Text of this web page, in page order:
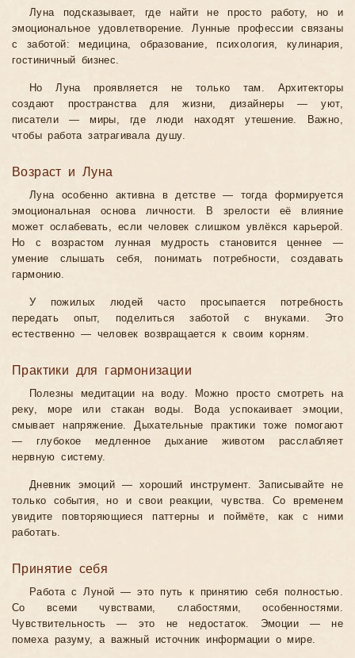
Луна подсказывает, где найти не просто работу, но и
эмоциональное удовлетворение. Лунные профессии связаны
с заботой: медицина, образование, психология, кулинария,
гостиничный бизнес.
Но Луна проявляется не только там. Архитекторы
создают пространства для жизни, дизайнеры — уют,
писатели — миры, где люди находят утешение. Важно,
чтобы работа затрагивала душу.
Возраст и Луна
Луна особенно активна в детстве — тогда формируется
эмоциональная основа личности. В зрелости её влияние
может ослабевать, если человек слишком увлёкся карьерой.
Но с возрастом лунная мудрость становится ценнее —
умение слышать себя, понимать потребности, создавать
гармонию.
У пожилых людей часто просыпается потребность
передать опыт, поделиться заботой с внуками. Это
естественно — человек возвращается к своим корням.
Практики для гармонизации
Полезны медитации на воду. Можно просто смотреть на
реку, море или стакан воды. Вода успокаивает эмоции,
смывает напряжение. Дыхательные практики тоже помогают
— глубокое медленное дыхание животом расслабляет
нервную систему.
Дневник эмоций — хороший инструмент. Записывайте не
только события, но и свои реакции, чувства. Со временем
увидите повторяющиеся паттерны и поймёте, как с ними
работать.
Принятие себя
Работа с Луной — это путь к принятию себя полностью.
Со всеми чувствами, слабостями, особенностями.
Чувствительность — это не недостаток. Эмоции — не
помеха разуму, а важный источник информации о мире.